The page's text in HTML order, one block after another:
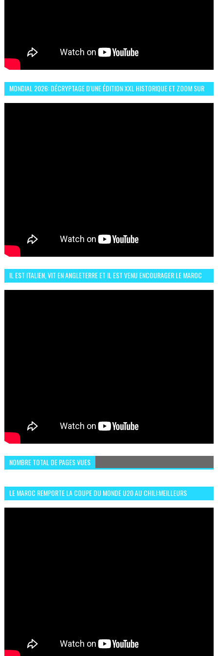
MONDIAL 2026: DÉCRYPTAGE D'UNE ÉDITION XXL HISTORIQUE ET ZOOM SUR
IL EST ITALIEN, VIT EN ANGLETERRE ET IL EST VENU ENCOURAGER LE MAROC
NOMBRE TOTAL DE PAGES VUES
LE MAROC REMPORTE LA COUPE DU MONDE U20 AU CHILI:MEILLEURS